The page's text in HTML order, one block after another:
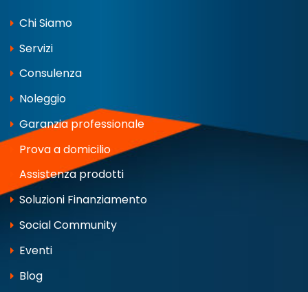
Chi Siamo
Servizi
Consulenza
Noleggio
Garanzia professionale
Prova a domicilio
Assistenza prodotti
Soluzioni Finanziamento
Social Community
Eventi
Blog